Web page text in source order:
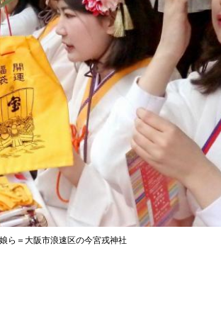
ら＝大阪市浪速区の今宮戎神社